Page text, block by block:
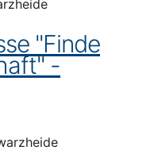
"Finde
-